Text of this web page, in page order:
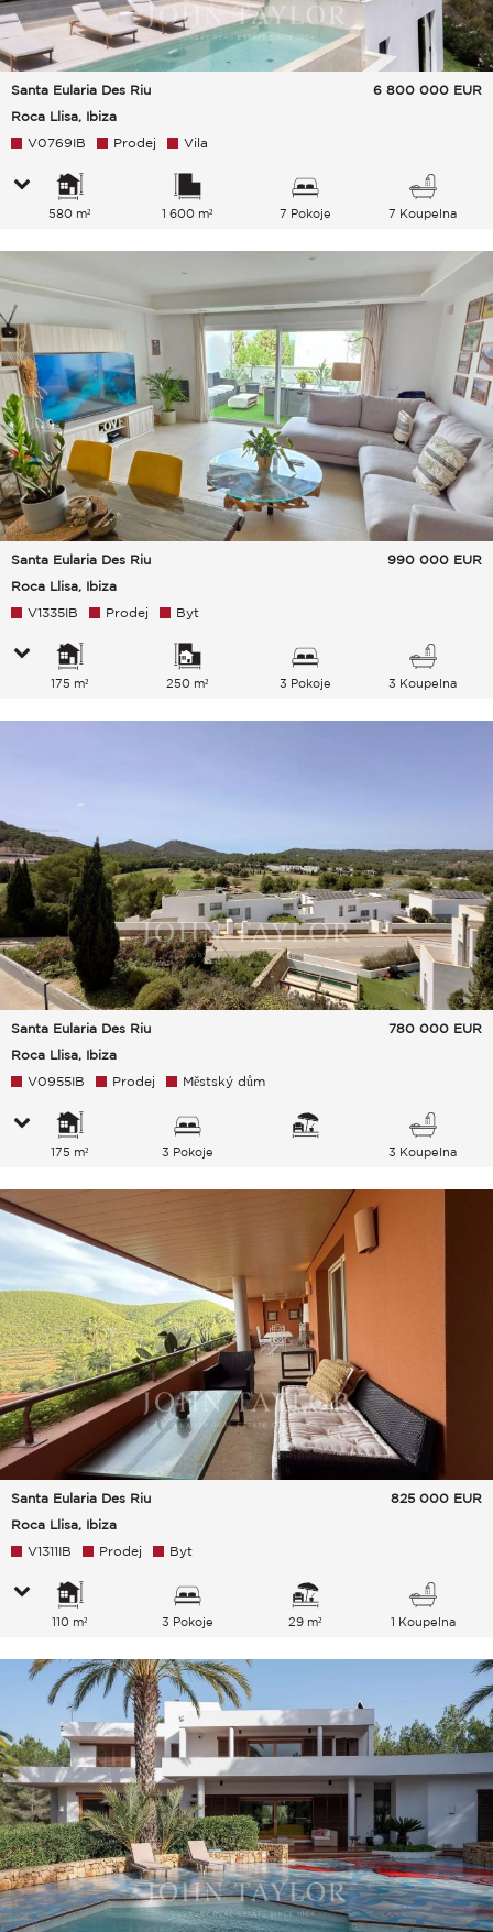
Santa Eularia Des Riu
Roca Llisa, Ibiza
6 800 000 EUR
V0769IB Prodej Vila
580 m² 1 600 m² 7 Pokoje 7 Koupelna
Santa Eularia Des Riu
Roca Llisa, Ibiza
990 000 EUR
V1335IB Prodej Byt
175 m² 250 m² 3 Pokoje 3 Koupelna
Santa Eularia Des Riu
Roca Llisa, Ibiza
780 000 EUR
V0955IB Prodej Městský dům
175 m² 3 Pokoje 3 Koupelna
Santa Eularia Des Riu
Roca Llisa, Ibiza
825 000 EUR
V1311IB Prodej Byt
110 m² 3 Pokoje 29 m² 1 Koupelna